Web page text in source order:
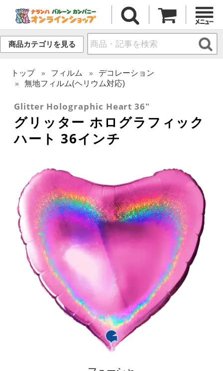
商品カテゴリを見る
トップ フィルム
デコレーション
無地フィルム(ヘリウム対応)
Glitter Holographic Heart 36"
グリッター ホログラフィック
ハート 36インチ